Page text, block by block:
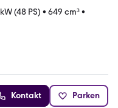
(48 PS) • 649 cm³•
Kontakt Parken